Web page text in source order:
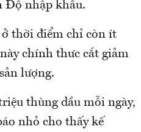
Độ nhập khẩu.
ở thời điểm chỉ còn ít
chính thưc cắt giảm
lượng.
thùng dầu mỗi ngày,
nhỏ cho thấy kế